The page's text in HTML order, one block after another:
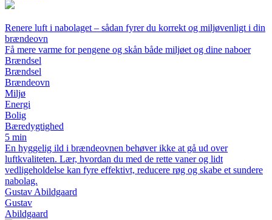
Renere luft i nabolaget – sådan fyrer du korrekt og miljøvenligt i din
brændeovn
Få mere varme for pengene og skån både miljøet og dine naboer
Brændsel
Brændsel
Brændeovn
Miljø
Energi
Bolig
Bæredygtighed
5 min
En hyggelig ild i brændeovnen behøver ikke at gå ud over
luftkvaliteten. Lær, hvordan du med de rette vaner og lidt
vedligeholdelse kan fyre effektivt, reducere røg og skabe et sundere
nabolag.
Gustav Abildgaard
Gustav
Abildgaard